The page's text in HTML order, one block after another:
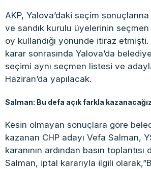
AKP, Yalova’daki seçim sonuçlarına
ve sandık kurulu üyelerinin seçmen
oy kullandığı yönünde itiraz etmişti.
karar sonrasında Yalova’da
seçimi aynı seçmen listesi ve
Haziran’da yapılacak.
Salman: Bu defa açık farkla kazanacağız
Kesin olmayan sonuçlara göre
kazanan CHP adayı Vefa Salman,
karanının ardından basın toplantısı
Salman, iptal kararıyla ilgili